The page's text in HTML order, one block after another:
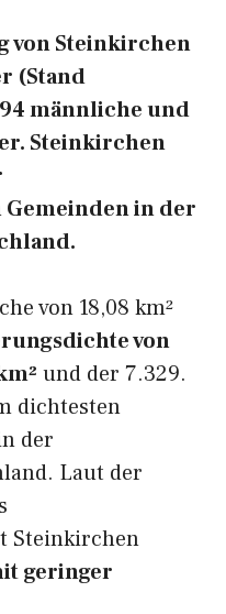
von Steinkirchen
(Stand
männliche und
Steinkirchen
in der
von 18,08 km²
von
und der 7.329.
dichtesten
der
Laut der
Steinkirchen
geringer